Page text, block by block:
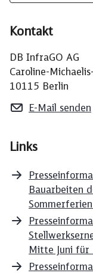
Kontakt
DB InfraGO AG
Caroline-
10115 Berlin
E-Mail senden
Links
Bauarbeiten
Mitte Juni für